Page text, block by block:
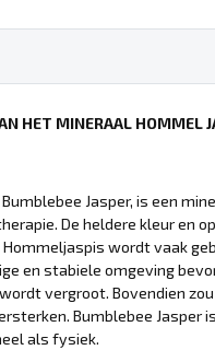
HET MINERAAL HOMMEL
Jasper, is een
De heldere kleur en
wordt vaak
en stabiele omgeving
vergroot. Bovendien
Bumblebee Jasper
als fysiek.